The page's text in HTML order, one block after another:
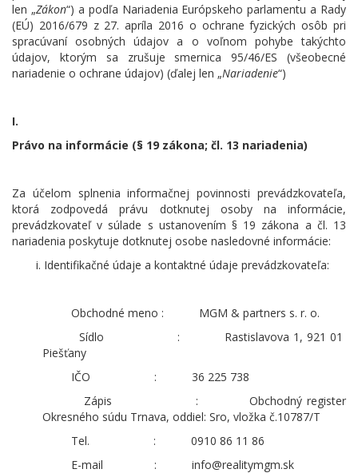
len „Zákon“) a podľa Nariadenia Európskeho parlamentu a Rady
(EÚ) 2016/679 z 27. apríla 2016 o ochrane fyzických osôb pri
spracúvaní osobných údajov a o voľnom pohybe takýchto
údajov, ktorým sa zrušuje smernica 95/46/ES (všeobecné
nariadenie o ochrane údajov) (ďalej len „Nariadenie“)
I.
Právo na informácie (§ 19 zákona; čl. 13 nariadenia)
Za účelom splnenia informačnej povinnosti prevádzkovateľa,
ktorá zodpovedá právu dotknutej osoby na informácie,
prevádzkovateľ v súlade s ustanovením § 19 zákona a čl. 13
nariadenia poskytuje dotknutej osobe nasledovné informácie:
Identifikačné údaje a kontaktné údaje prevádzkovateľa:
Obchodné meno : MGM & partners s. r. o.
Sídlo : Rastislavova 1, 921 01
Piešťany
IČO : 36 225 738
Zápis : Obchodný register
Okresného súdu Trnava, oddiel: Sro, vložka č.10787/T
Tel. : 0910 86 11 86
E-mail : info@realitymgm.sk